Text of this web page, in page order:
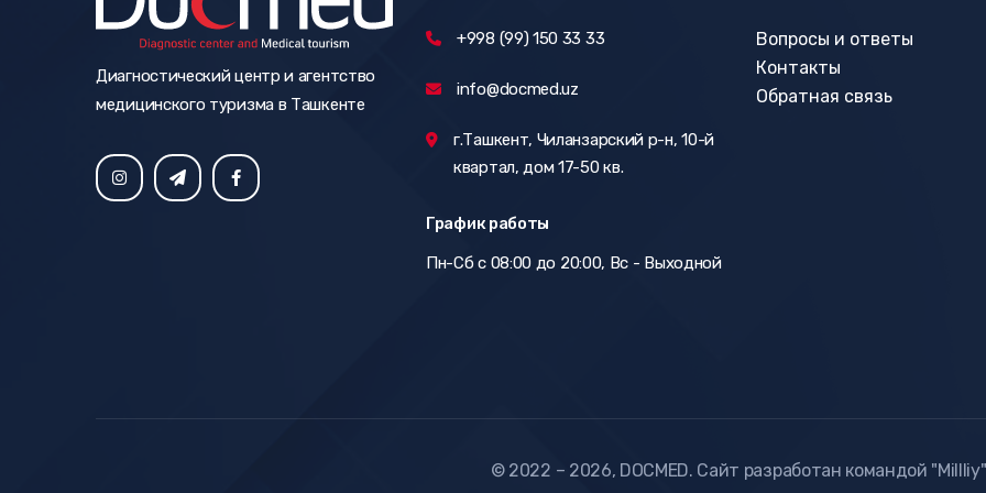
Диагностический центр и агентство
медицинского туризма в Ташкенте
+998 (99) 150 33 33
info@docmed.uz
г.Ташкент, Чиланзарский р-н, 10-й
квартал, дом 17-50 кв.
График работы
Пн-Сб с 08:00 до 20:00, Вс - Выходной
Вопросы и ответы
Контакты
Обратная связь
© 2022 – 2026, DOCMED. Сайт разработан командой "Millliy"